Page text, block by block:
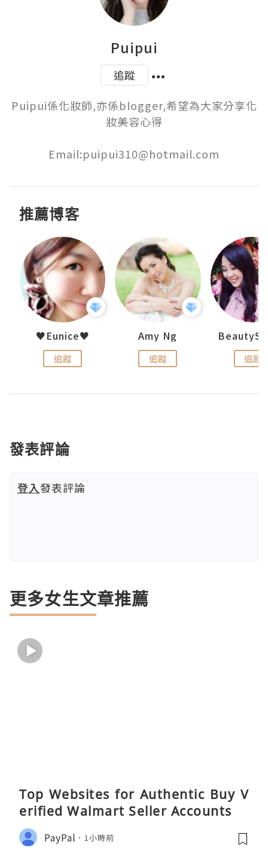
Puipui
追蹤
Puipui係化妝師,亦係blogger,希望為大家分享化
妝美容心得
Email:puipui310@hotmail.com
推薦博客
♥Eunice♥
追蹤
Amy Ng
追蹤 追蹤
發表評論
登入發表評論
更多女生文章推薦
Top Websites for Authentic Buy V
erified Walmart Seller Accounts
PayPal 1小時前